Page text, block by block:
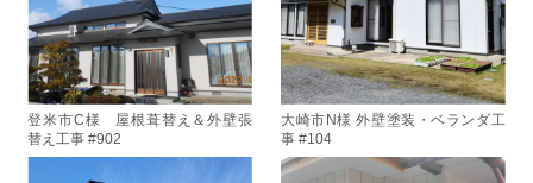
登米市C様 屋根葺替え＆外壁張
替え工事 #902
大崎市N様 外壁塗装・ベランダ工
事 #104